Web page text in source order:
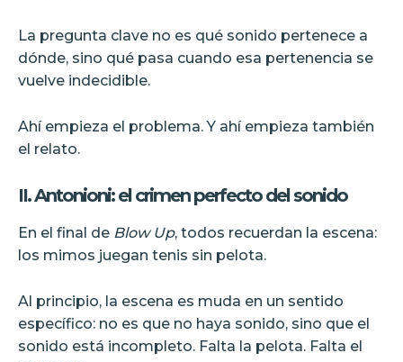
La pregunta clave no es qué sonido pertenece a
dónde, sino qué pasa cuando esa pertenencia se
vuelve indecidible.
Ahí empieza el problema. Y ahí empieza también
el relato.
II. Antonioni: el crimen perfecto del sonido
En el final de Blow Up, todos recuerdan la escena:
los mimos juegan tenis sin pelota.
Al principio, la escena es muda en un sentido
específico: no es que no haya sonido, sino que el
sonido está incompleto. Falta la pelota. Falta el